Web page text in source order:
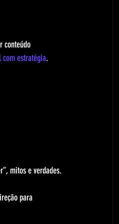
conteúdo
com estratégia.
mitos e verdades.
para